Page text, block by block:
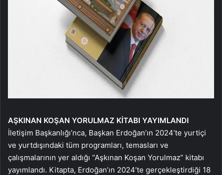
AŞKINAN KOŞAN YORULMAZ KİTABI YAYIMLANDI
İletişim Başkanlığı’nca, Başkan Erdoğan’ın 2024’te yurtiçi
ve yurtdışındaki tüm programları, temasları ve
çalışmalarının yer aldığı “Aşkınan Koşan Yorulmaz” kitabı
yayımlandı. Kitapta, Erdoğan’ın 2024’te gerçekleştirdiği 18